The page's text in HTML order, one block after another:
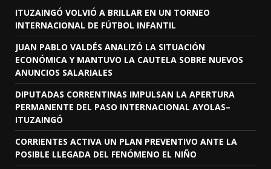
ITUZAINGÓ VOLVIÓ A BRILLAR EN UN TORNEO
INTERNACIONAL DE FÚTBOL INFANTIL
JUAN PABLO VALDÉS ANALIZÓ LA SITUACIÓN
ECONÓMICA Y MANTUVO LA CAUTELA SOBRE NUEVOS
ANUNCIOS SALARIALES
DIPUTADAS CORRENTINAS IMPULSAN LA APERTURA
PERMANENTE DEL PASO INTERNACIONAL AYOLAS–
ITUZAINGÓ
CORRIENTES ACTIVA UN PLAN PREVENTIVO ANTE LA
POSIBLE LLEGADA DEL FENÓMENO EL NIÑO